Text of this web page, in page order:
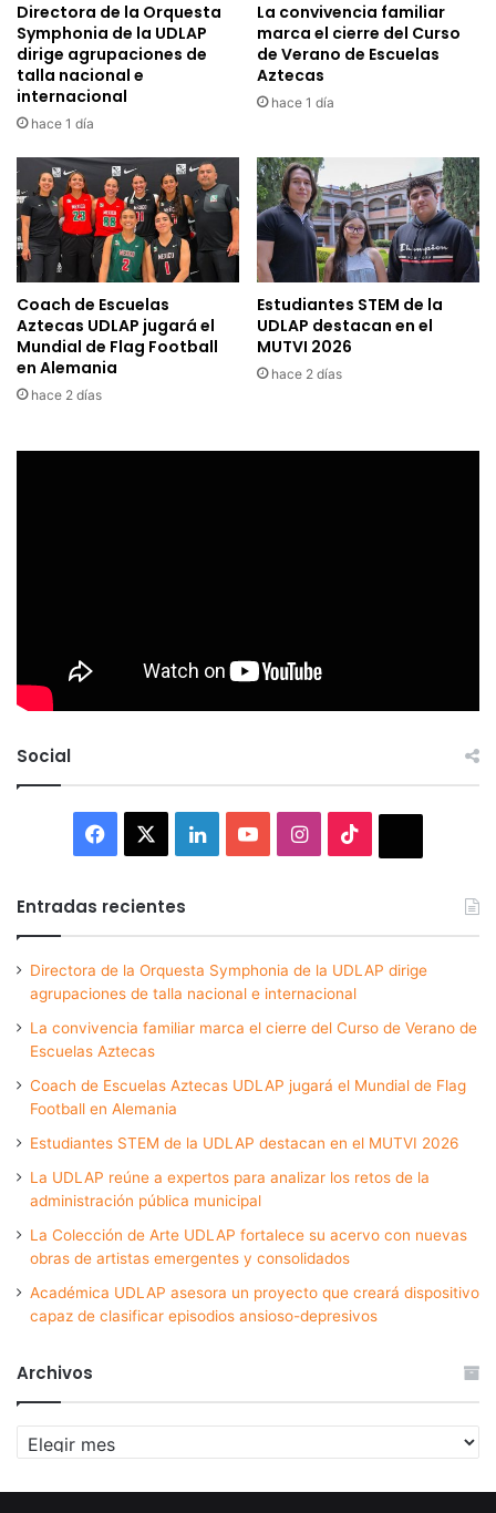
Directora de la Orquesta
Symphonia de la UDLAP
dirige agrupaciones de
talla nacional e
internacional
hace 1 día
La convivencia familiar
marca el cierre del Curso
de Verano de Escuelas
Aztecas
hace 1 día
Coach de Escuelas
Aztecas UDLAP jugará el
Mundial de Flag Football
en Alemania
hace 2 días
Estudiantes STEM de la
UDLAP destacan en el
MUTVI 2026
hace 2 días
Social
Facebook LinkedInYouTubeInstagram
Entradas recientes
Directora de la Orquesta Symphonia de la UDLAP dirige
agrupaciones de talla nacional e internacional
La convivencia familiar marca el cierre del Curso de Verano de
Escuelas Aztecas
Coach de Escuelas Aztecas UDLAP jugará el Mundial de Flag
Football en Alemania
Estudiantes STEM de la UDLAP destacan en el MUTVI 2026
La UDLAP reúne a expertos para analizar los retos de la
administración pública municipal
La Colección de Arte UDLAP fortalece su acervo con nuevas
obras de artistas emergentes y consolidados
Académica UDLAP asesora un proyecto que creará dispositivo
capaz de clasificar episodios ansioso-depresivos
Archivos
Archivos